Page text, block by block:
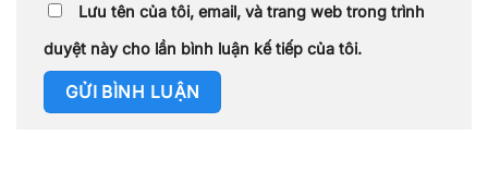
Lưu tên của tôi, email, và trang web trong trình
duyệt này cho lần bình luận kế tiếp của tôi.